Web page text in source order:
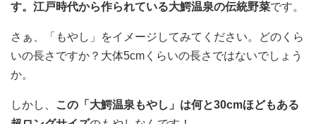
す。江戸時代から作られている大鰐温泉の伝統野菜です。
さぁ、「もやし」をイメージしてみてください。どのくら
いの長さですか？大体5cmくらいの長さではないでしょう
か。
しかし、
この「大鰐温泉もやし」は何と30cmほどもある